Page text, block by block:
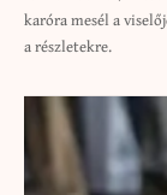
karóra mesél a
a részletekre.